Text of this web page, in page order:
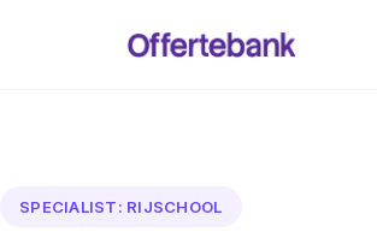
SPECIALIST: RIJSCHOOL